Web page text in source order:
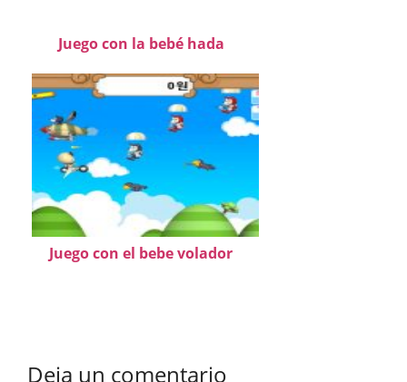
Juego con la bebé hada
Juego con el bebe volador
Deja un comentario